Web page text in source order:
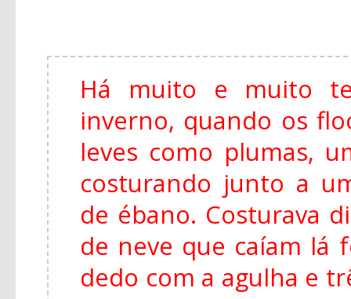
Há muito e muito
inverno, quando os
leves como plumas,
costurando junto a
de ébano. Costurava
de neve que caíam lá
dedo com a agulha e